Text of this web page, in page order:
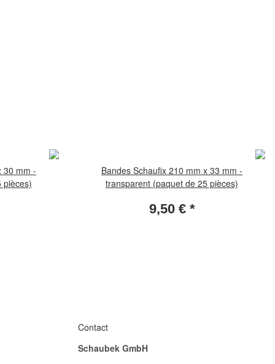
30 mm -
pièces)
Bandes Schaufix 210 mm x 33 mm -
transparent (paquet de 25 pièces)
9,50 € *
Contact
Schaubek GmbH